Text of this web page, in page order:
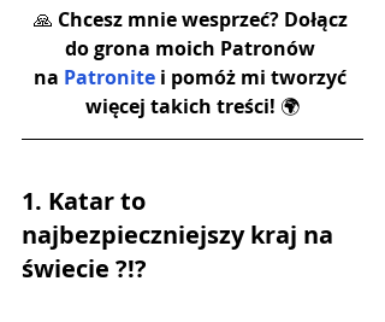
🙏 Chcesz mnie wesprzeć? Dołącz
do grona moich Patronów
na Patronite i pomóż mi tworzyć
więcej takich treści! 🌍
1. Katar to
najbezpieczniejszy kraj na
świecie ?!?